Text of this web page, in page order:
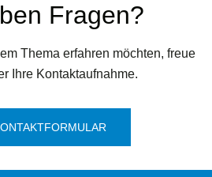
Fragen?
Thema erfahren möchten, freue
Ihre Kontaktaufnahme.